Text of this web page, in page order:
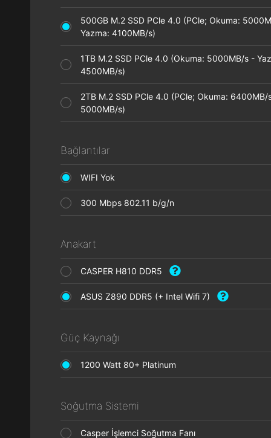
500GB M.2 SSD PCle 4.0 (PCle; Okuma:
Yazma: 4100MB/s)
1TB M.2 SSD PCle 4.0 (Okuma: 5000MB/s -
4500MB/s)
2TB M.2 SSD PCle 4.0 (PCle; Okuma: 6400MB/
5000MB/s)
Bağlantılar
WIFI Yok
300 Mbps 802.11 b/g/n
Anakart
CASPER H810 DDR5
ASUS Z890 DDR5 (+ Intel Wifi 7)
Güç Kaynağı
1200 Watt 80+ Platinum
Soğutma Sistemi
Casper İşlemci Soğutma Fanı